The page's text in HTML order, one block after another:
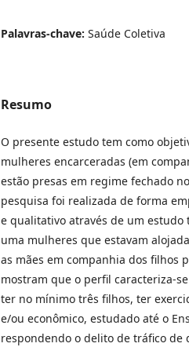
Palavras-chave: Saúde Coletiva
Resumo
O presente estudo tem como
mulheres encarceradas (em
estão presas em regime fechado
pesquisa foi realizada de forma
e qualitativo através de um
uma mulheres que estavam
as mães em companhia dos filhos
mostram que o perfil caracteriza-
ter no mínimo três filhos, ter
e/ou econômico, estudado até o
respondendo o delito de tráfico de